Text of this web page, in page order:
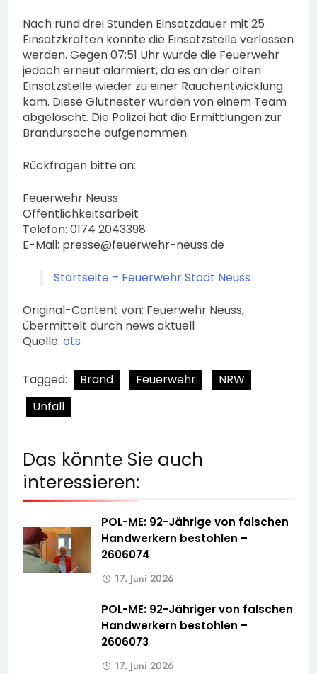
Nach rund drei Stunden Einsatzdauer mit 25
Einsatzkräften konnte die Einsatzstelle verlassen
werden. Gegen 07:51 Uhr wurde die Feuerwehr
jedoch erneut alarmiert, da es an der alten
Einsatzstelle wieder zu einer Rauchentwicklung
kam. Diese Glutnester wurden von einem Team
abgelöscht. Die Polizei hat die Ermittlungen zur
Brandursache aufgenommen.
Rückfragen bitte an:
Feuerwehr Neuss
Öffentlichkeitsarbeit
Telefon: 0174 2043398
E-Mail: presse@feuerwehr-neuss.de
Startseite – Feuerwehr Stadt Neuss
Original-Content von: Feuerwehr Neuss,
übermittelt durch news aktuell
Quelle: ots
Tagged: Brand Feuerwehr
NRW
Unfall
Das könnte Sie auch
interessieren:
POL-ME: 92-Jährige von falschen
Handwerkern bestohlen –
2606074
17. Juni 2026
POL-ME: 92-Jähriger von falschen
Handwerkern bestohlen –
2606073
17. Juni 2026